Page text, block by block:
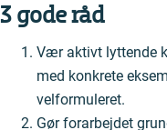
3 gode råd
Vær aktivt lyttende
med konkrete
velformuleret.
Gør forarbejdet